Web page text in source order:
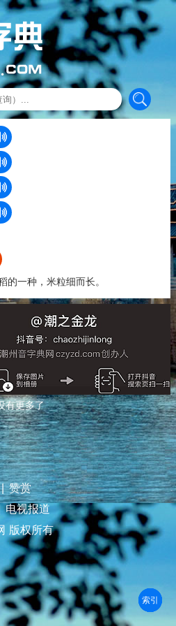
一种，米粒细而长。
有更多了
| 赞赏
电视报道
版权所有
部首
笔划
拼音
潮拼